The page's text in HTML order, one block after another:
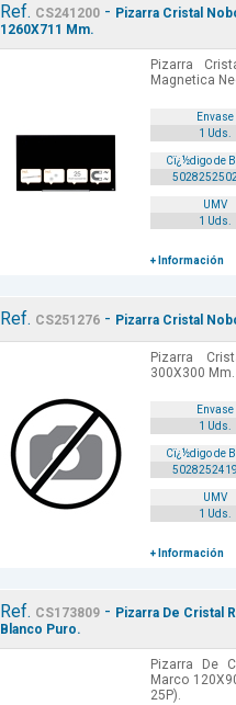
Ref. CS241200 - Pizarra Cristal
1260X711 Mm.
Pizarra
Magnetica
Envase
1 Uds.
Cï¿½digo de
UMV
1 Uds.
+ Información
Ref. CS251276 - Pizarra Cristal
Pizarra
300X300
Envase
1 Uds.
Cï¿½digo de
UMV
1 Uds.
+ Información
Ref. CS173809 - Pizarra De Cristal
Blanco Puro.
Pizarra De
Marco
25P).